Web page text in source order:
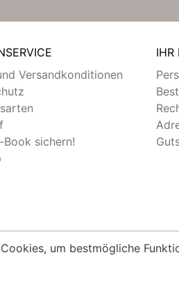
Versandkonditionen
Book sichern!
IHR
um bestmögliche